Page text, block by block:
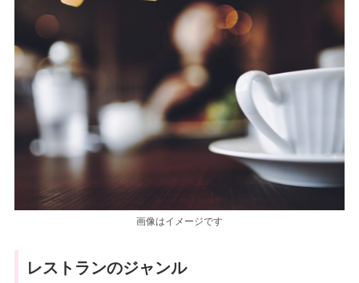
画像はイメージです
レストランのジャンル